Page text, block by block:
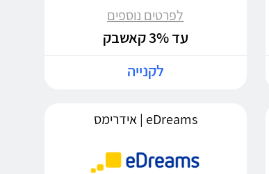
לפרטים נוספים
עד 3% קאשבק
לקנייה
eDreams | אידרימס